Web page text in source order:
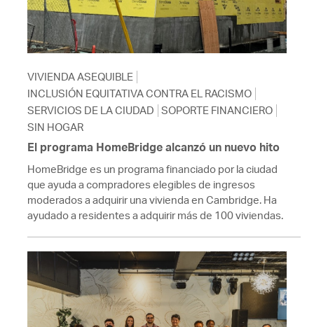
VIVIENDA ASEQUIBLE
INCLUSIÓN EQUITATIVA CONTRA EL RACISMO
SERVICIOS DE LA CIUDAD SOPORTE FINANCIERO
SIN HOGAR
El programa HomeBridge alcanzó un nuevo hito
HomeBridge es un programa financiado por la ciudad
que ayuda a compradores elegibles de ingresos
moderados a adquirir una vivienda en Cambridge. Ha
ayudado a residentes a adquirir más de 100 viviendas.